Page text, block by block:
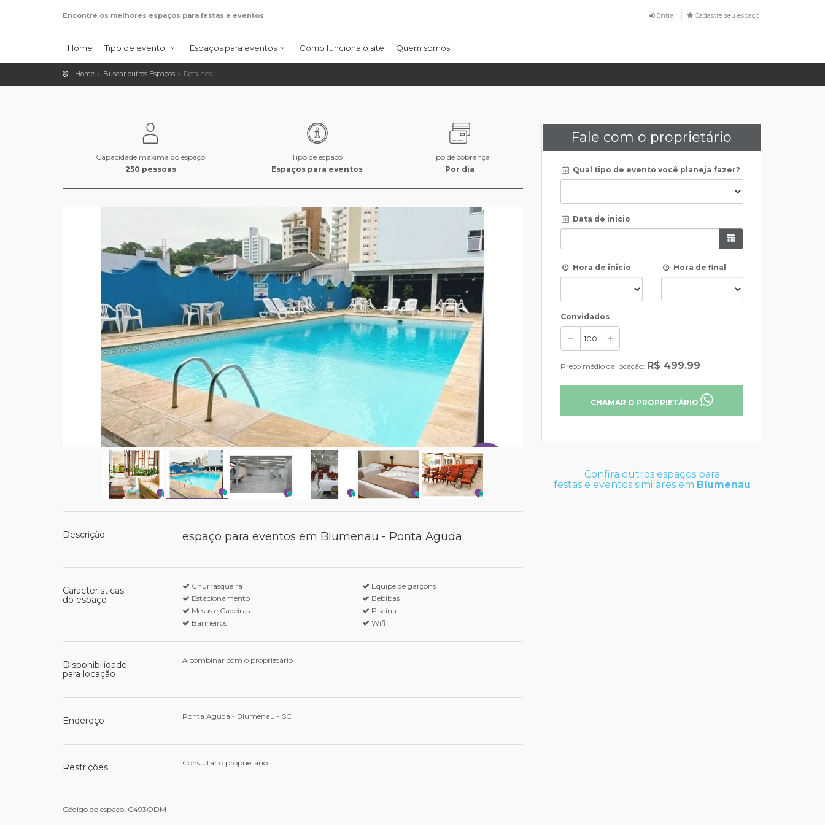
Encontre os melhores espaços para festas e eventos Entrar Cadastre seu espaço
Home Tipo de evento Espaços para eventos Como funciona o site Quem somos
Home Buscar outros Espaços Detalhes
Capacidade máxima do espaço
250 pessoas
Tipo de espaco
Espaços para eventos
Tipo de cobrança
Por dia
Descrição espaço para eventos em Blumenau - Ponta Aguda
Características
do espaço
Churrasqueira
Equipe de garçons
Estacionamento
Bebibas
Mesas e Cadeiras
Piscina
Banheiros
Wifi
Disponibilidade
para locação
A combinar com o proprietário
Endereço Ponta Aguda - Blumenau - SC
Restrições Consultar o proprietário
Código do espaço: C493ODM
Fale com o proprietário
Qual tipo de evento você planeja fazer?
Data de inicio
Hora de inicio Hora de final
Convidados
Preço médio da locação: R$ 499.99
CHAMAR O PROPRIETÁRIO
Confira outros espaços para
festas e eventos similares em Blumenau